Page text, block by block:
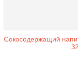
Сокосодержащий